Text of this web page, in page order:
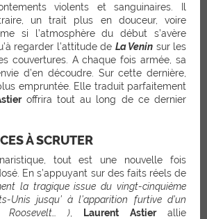
violents et sanguinaires. Il
un trait plus en douceur, voire
si l’atmosphère du début s’avère
regarder l’attitude de La Venin sur les
couvertures. A chaque fois armée, sa
d’en découdre. Sur cette dernière,
empruntée. Elle traduit parfaitement
offrira tout au long de ce dernier
À SCRUTER
tout est une nouvelle fois
En s’appuyant sur des faits réels de
la tragique issue du vingt-cinquième
Unis jusqu’ à l’apparition furtive d’un
Roosevelt… ), Laurent Astierallie